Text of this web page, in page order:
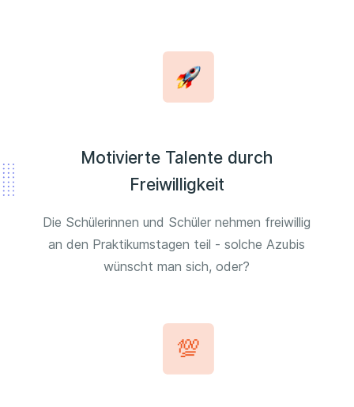
Motivierte Talente durch
Freiwilligkeit
Die Schülerinnen und Schüler nehmen freiwillig
an den Praktikumstagen teil - solche Azubis
wünscht man sich, oder?